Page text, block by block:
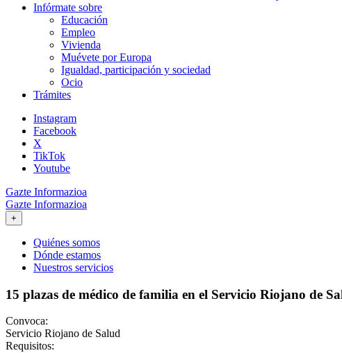
Infórmate sobre
Educación
Empleo
Vivienda
Muévete por Europa
Igualdad, participación y sociedad
Ocio
Trámites
Instagram
Facebook
X
TikTok
Youtube
Gazte Informazioa
Gazte Informazioa
+
Quiénes somos
Dónde estamos
Nuestros servicios
15 plazas de médico de familia en el Servicio Riojano de
Convoca:
Servicio Riojano de Salud
Requisitos: